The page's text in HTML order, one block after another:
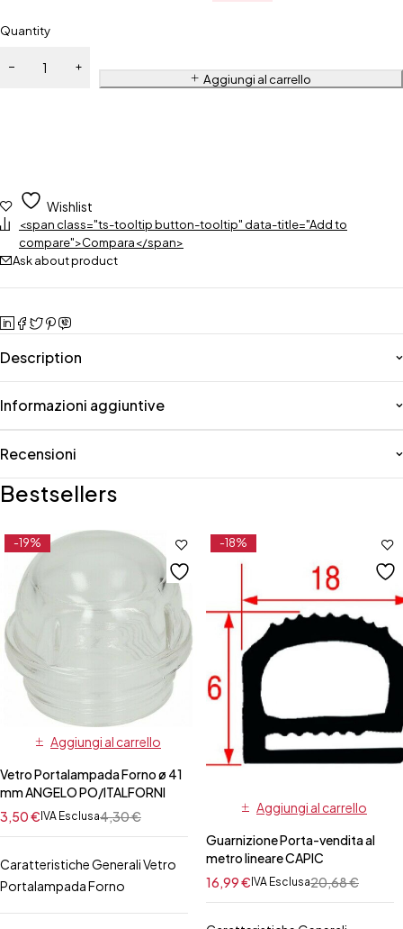
Quantity
Aggiungi al carrello
Wishlist
<span class="ts-tooltip button-tooltip" data-title="Add to
compare">Compara</span>
Ask about product
Description
Informazioni aggiuntive
Recensioni
Bestsellers
-19%
Aggiungi al carrello
Vetro Portalampada Forno ø 41
mm ANGELO PO/ITALFORNI
4,30€
3,50€ IVA Esclusa
Caratteristiche Generali Vetro
Portalampada Forno
-18%
Aggiungi al carrello
Guarnizione Porta-vendita al
metro lineare CAPIC
20,68€
16,99€IVA Esclusa